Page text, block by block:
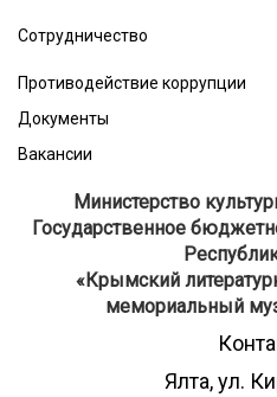
Сотрудничество
Противодействие коррупции
Документы
Вакансии
Министерство
Государственное
​«Крымский
мемориальный
Ялта, ул.